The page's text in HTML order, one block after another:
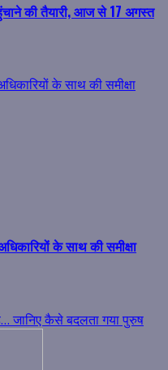
की तैयारी, आज से 17 अगस्त
के साथ की समीक्षा
के साथ की समीक्षा
जानिए कैसे बदलता गया पुरुष